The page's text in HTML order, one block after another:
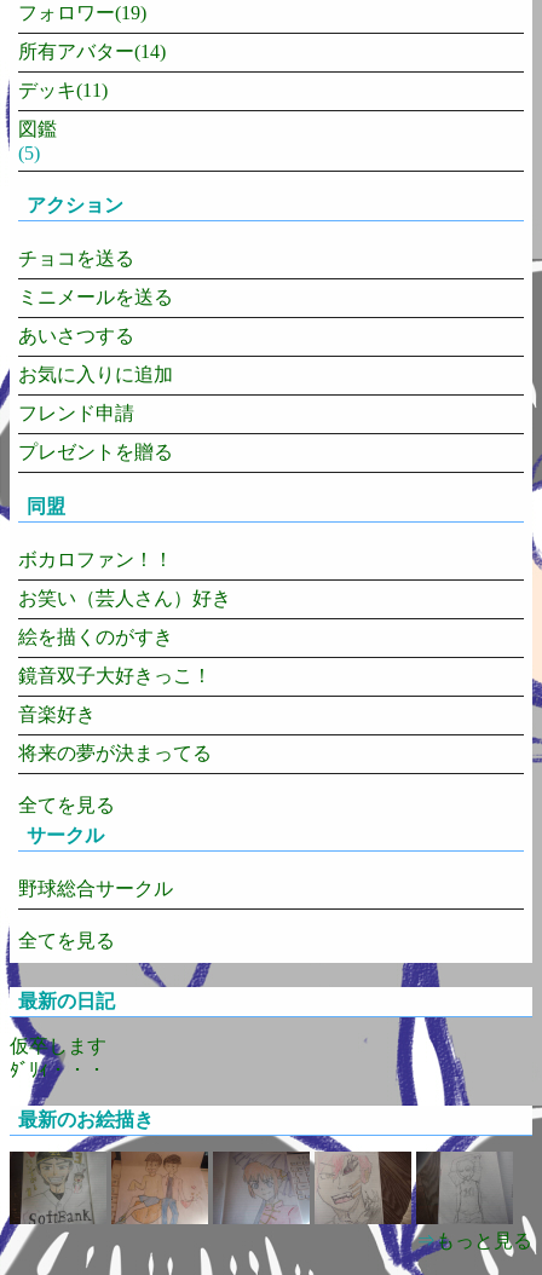
フォロワー(19)
所有アバター(14)
デッキ(11)
図鑑
(5)
アクション
チョコを送る
ミニメールを送る
あいさつする
お気に入りに追加
フレンド申請
プレゼントを贈る
同盟
ボカロファン！！
お笑い（芸人さん）好き
絵を描くのがすき
鏡音双子大好きっこ！
音楽好き
将来の夢が決まってる
全てを見る
サークル
野球総合サークル
全てを見る
最新の日記
仮卒します
ﾀﾞﾘｨ・・・
最新のお絵描き
⇒もっと見る